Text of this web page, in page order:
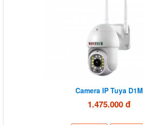
Camera IP Tuya D1M
1.475.000 đ